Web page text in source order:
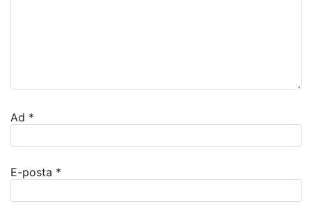
Ad *
E-posta *